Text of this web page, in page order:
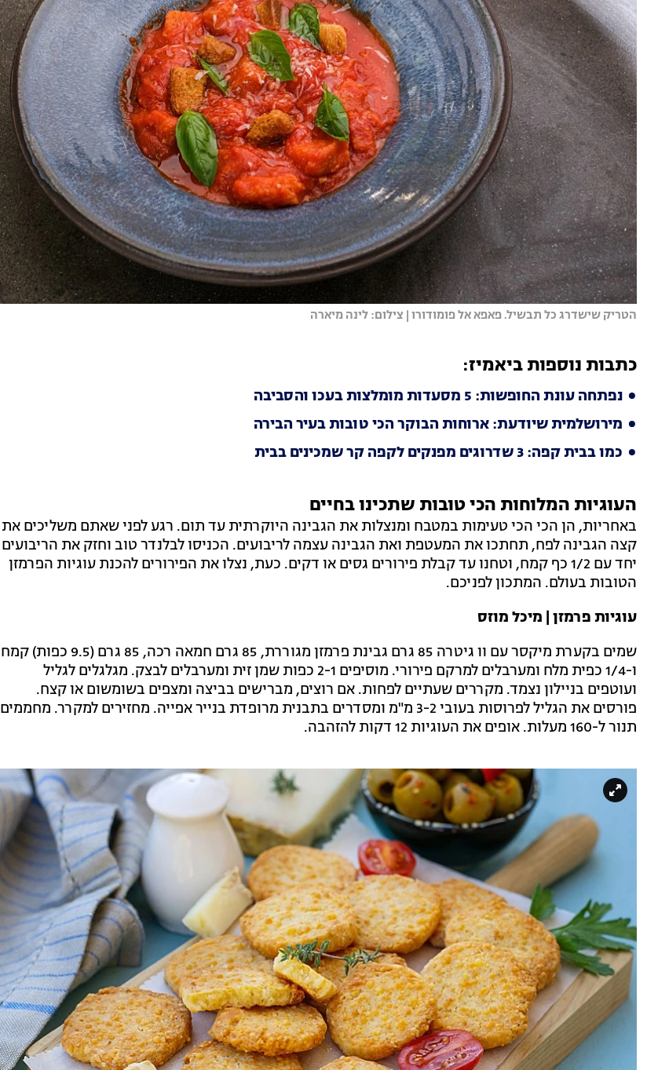
הטריק שישדרג כל תבשיל. פאפא אל פומודורו | צילום: לינה מיארה
כתבות נוספות ביאמיז:
נפתחה עונת החופשות: 5 מסעדות מומלצות בעכו והסביבה
מירושלמית שיודעת: ארוחות הבוקר הכי טובות בעיר הבירה
כמו בבית קפה: 3 שדרוגים מפנקים לקפה קר שמכינים בבית
העוגיות המלוחות הכי טובות שתכינו בחיים
באחריות, הן הכי הכי טעימות במטבח ומנצלות את הגבינה היוקרתית עד תום. רגע לפני שאתם משליכים את
קצה הגבינה לפח, תחתכו את המעטפת ואת הגבינה עצמה לריבועים. הכניסו לבלנדר טוב וחזק את הריבועים
יחד עם 1/2 כף קמח, וטחנו עד קבלת פירורים גסים או דקים. כעת, נצלו את הפירורים להכנת עוגיות הפרמזן
הטובות בעולם. המתכון לפניכם.
עוגיות פרמזן | מיכל מוזס
שמים בקערת מיקסר עם וו גיטרה 85 גרם גבינת פרמזן מגוררת, 85 גרם חמאה רכה, 85 גרם (9.5 כפות) קמח
ו-1/4 כפית מלח ומערבלים למרקם פירורי. מוסיפים 2-1 כפות שמן זית ומערבלים לבצק. מגלגלים לגליל
ועוטפים בניילון נצמד. מקררים שעתיים לפחות. אם רוצים, מברישים בביצה ומצפים בשומשום או קצח.
פורסים את הגליל לפרוסות בעובי 3-2 מ"מ ומסדרים בתבנית מרופדת בנייר אפייה. מחזירים למקרר. מחממים
תנור ל-160 מעלות. אופים את העוגיות 12 דקות להזהבה.